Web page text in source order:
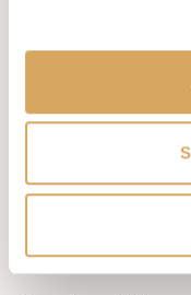
Privacy Policy
Uw account